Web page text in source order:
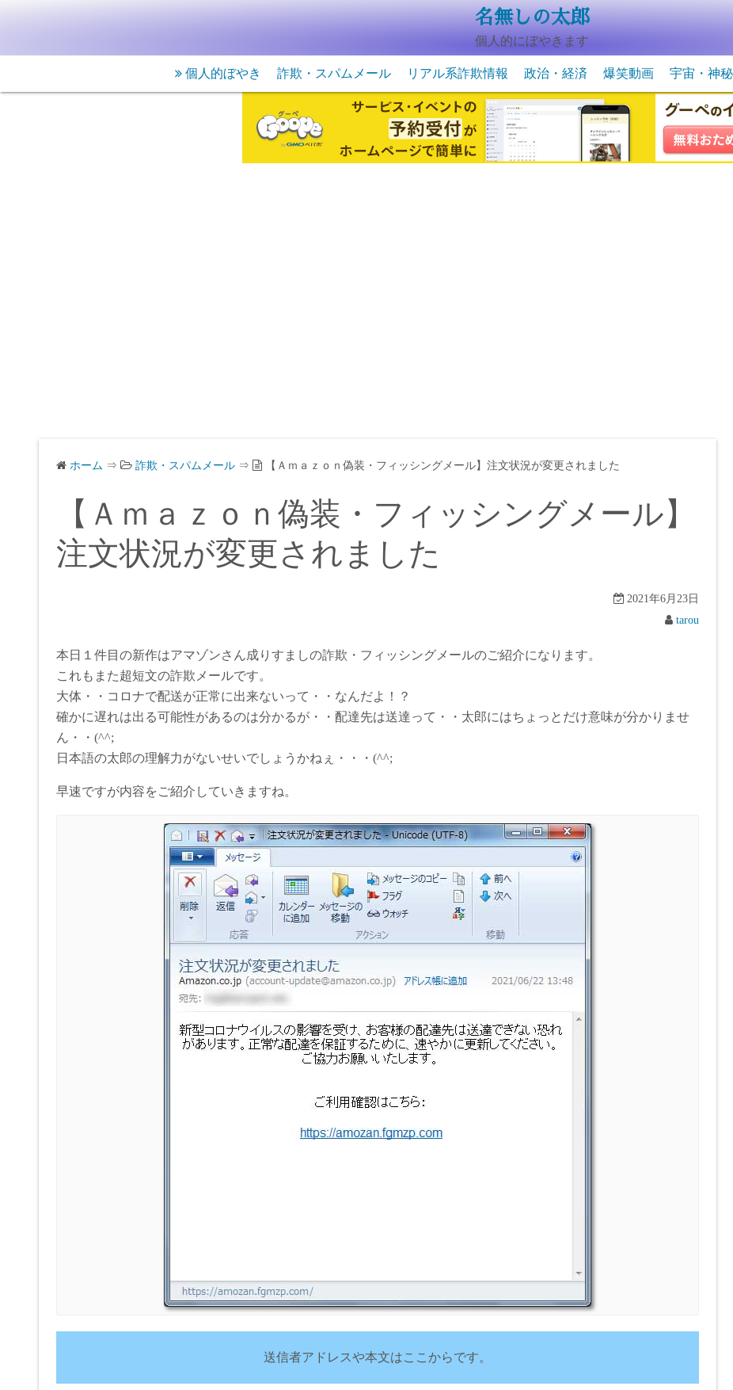
名無しの太郎
個人的にぼやきます
個人的ぼやき 詐欺・スパムメール リアル系詐欺情報 政治・経済 爆笑動画
動物系の爆笑動画
宇宙・神
未確認生
宇宙・ＳＦ
ホーム ⇒ 詐欺・スパムメール ⇒ 【Ａｍａｚｏｎ偽装・フィッシングメール】注文状況が変更されました
【Ａｍａｚｏｎ偽装・フィッシングメール】
注文状況が変更されました
2021年6月23日
tarou
本日１件目の新作はアマゾンさん成りすましの詐欺・フィッシングメールのご紹介になります。
これもまた超短文の詐欺メールです。
大体・・コロナで配送が正常に出来ないって・・なんだよ！？
確かに遅れは出る可能性があるのは分かるが・・配達先は送達って・・太郎にはちょっとだけ意味が分かりませ
ん・・(^^;
日本語の太郎の理解力がないせいでしょうかねぇ・・・(^^;
早速ですが内容をご紹介していきますね。
送信者アドレスや本文はここからです。